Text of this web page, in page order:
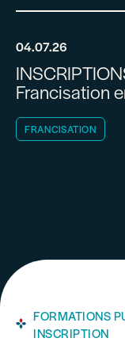
04.07.26
Francisation
FRANCISATION
FORMATIONS
INSCRIPTION